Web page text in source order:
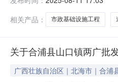
息来源：国土空间规
相关产品：
市政基础设施工程
关于合浦县山口镇两广批
广西壮族自治区｜北海市｜合浦